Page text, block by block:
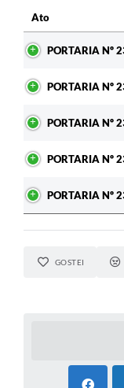
Ato
PORTARIA Nº
PORTARIA Nº
PORTARIA Nº
PORTARIA Nº
PORTARIA Nº
GOSTEI